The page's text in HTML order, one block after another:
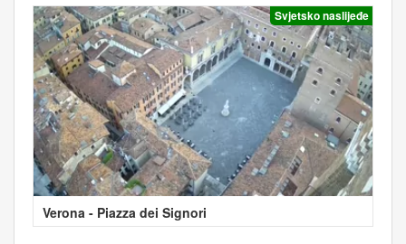
Svjetsko naslijeđe
Verona - Piazza dei Signori